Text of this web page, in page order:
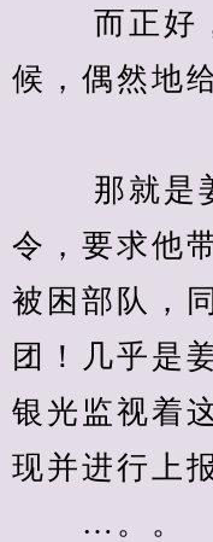
而正好，
候，偶然地
那就是姜
令，要求他
被困部队，
团！几乎是
银光监视着
现并进行上
…。。